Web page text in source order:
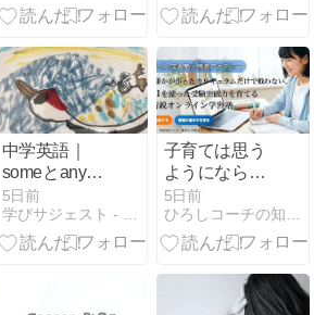
集中」の特徴
めに私が始め
中学英語｜
someとanyの
使い分け練習
問題まとめ
【定期テス
5日前
子育ては思う
ようにならな
いもの
5日前